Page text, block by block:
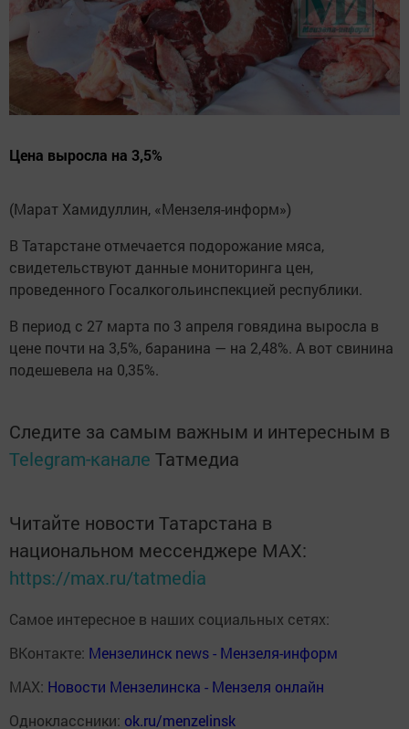
Цена выросла на 3,5%
(Марат Хамидуллин, «Мензеля-информ»)
В Татарстане отмечается подорожание мяса,
свидетельствуют данные мониторинга цен,
проведенного Госалкогольинспекцией республики.
В период с 27 марта по 3 апреля говядина выросла в
цене почти на 3,5%, баранина — на 2,48%. А вот свинина
подешевела на 0,35%.
Следите за самым важным и интересным в
Telegram-канале Татмедиа
Читайте новости Татарстана в
национальном мессенджере MАХ:
https://max.ru/tatmedia
Самое интересное в наших социальных сетях:
ВКонтакте: Мензелинск news - Мензеля-информ
MAX: Новости Мензелинска - Мензеля онлайн
Одноклассники: ok.ru/menzelinsk